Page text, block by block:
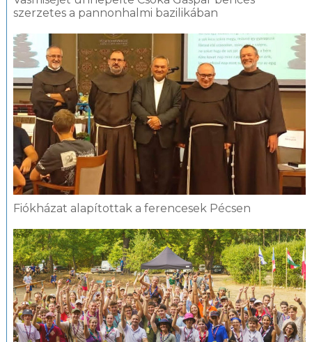
szerzetes a pannonhalmi bazilikában
Fiókházat alapítottak a ferencesek Pécsen